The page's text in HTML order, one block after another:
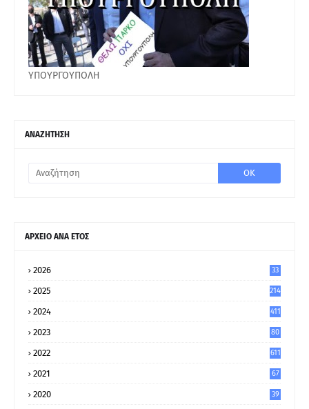
ΥΠΟΥΡΓΟΥΠΟΛΗ
ΑΝΑΖΗΤΗΣΗ
ΑΡΧΕΙΟ ΑΝΑ ΕΤΟΣ
2026 33
2025 214
2024 411
2023
80
2022 611
2021
67
2020
39